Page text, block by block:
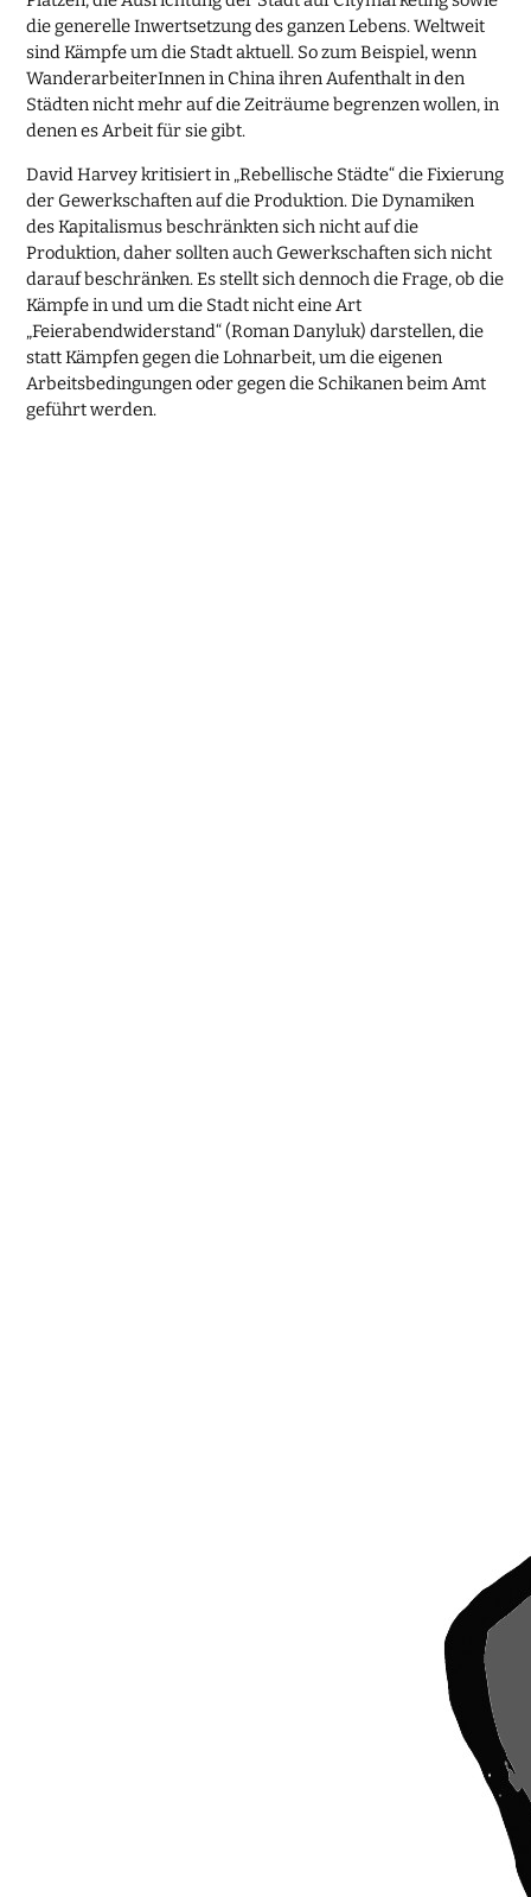
die generelle Inwertsetzung des ganzen Lebens. Weltweit
sind Kämpfe um die Stadt aktuell. So zum Beispiel, wenn
WanderarbeiterInnen in China ihren Aufenthalt in den
Städten nicht mehr auf die Zeiträume begrenzen wollen, in
denen es Arbeit für sie gibt.
David Harvey kritisiert in „Rebellische Städte“ die Fixierung
der Gewerkschaften auf die Produktion. Die Dynamiken
des Kapitalismus beschränkten sich nicht auf die
Produktion, daher sollten auch Gewerkschaften sich nicht
darauf beschränken. Es stellt sich dennoch die Frage, ob die
Kämpfe in und um die Stadt nicht eine Art
„Feierabendwiderstand“ (Roman Danyluk) darstellen, die
statt Kämpfen gegen die Lohnarbeit, um die eigenen
Arbeitsbedingungen oder gegen die Schikanen beim Amt
geführt werden.